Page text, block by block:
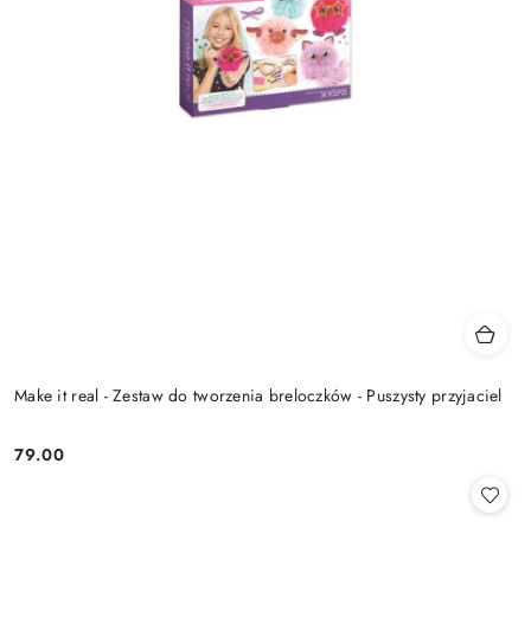
Make it real - Zestaw do tworzenia breloczków - Puszysty przyjaciel
Cena:
79.00